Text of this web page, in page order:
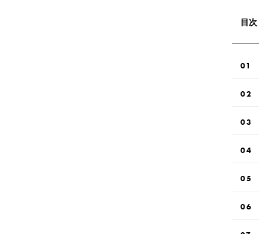
目次